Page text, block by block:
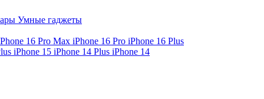
Умные гаджеты
16 Pro Max iPhone 16 Pro iPhone 16 Plus
iPhone 15 iPhone 14 Plus iPhone 14